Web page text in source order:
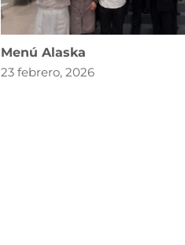
Menú Alaska
23 febrero, 2026